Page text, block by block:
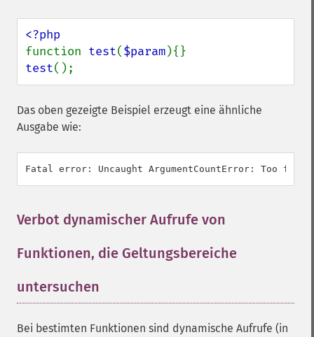
function test($param
test();
Das oben gezeigte Beispiel erzeugt eine ähnliche
Ausgabe wie:
Verbot dynamischer Aufrufe von
Funktionen, die Geltungsbereiche
untersuchen
Bei bestimten Funktionen sind dynamische Aufrufe (in